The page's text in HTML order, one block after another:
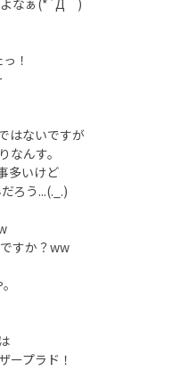
なぁ(*´Д｀)
！
はないですが
なんす。
多いけど
ろう...(._.)
すか？ww
ープラド！